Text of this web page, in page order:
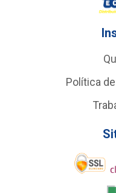
Política